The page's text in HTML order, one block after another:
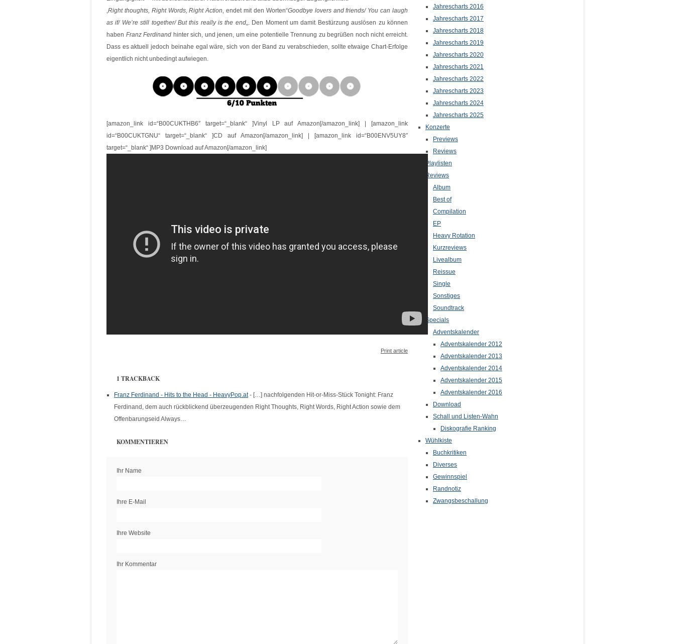
‚Right thoughts, Right Words, Right Action‚ endet mit den Worten“Goodbye lovers and friends/ You can laugh
as if/ We’re still together/ But this really is the end„. Den Moment um damit Bestürzung auslösen zu können
haben Franz Ferdinand hinter sich, und jenen, um eine potentielle Trennung zu begrüßen noch nicht erreicht.
Dass es aktuell jedoch beinahe egal wäre, sich von der Band zu verabschieden, sollte etwaige Chart-Erfolge
eigentlich nicht unbedingt aufwiegen.
[amazon_link id=“B00CUKTHB6″ target=“_blank“ ]Vinyl LP auf Amazon[/amazon_link] | [amazon_link
id=“B00CUKTGNU“ target=“_blank“ ]CD auf Amazon[/amazon_link] | [amazon_link id=“B00ENV5UY8″
target=“_blank“ ]MP3 Download auf Amazon[/amazon_link]
Print article
1 TRACKBACK
Franz Ferdinand - Hits to the Head - HeavyPop.at- […] nachfolgenden Hit-or-Miss-Stück Tonight: Franz
Ferdinand, dem auch rückblickend überzeugenden Right Thoughts, Right Words, Right Action sowie dem
Offenbarungseid Always…
KOMMENTIEREN
Ihr Name
Ihre E-Mail
Ihre Website
Ihr Kommentar
Jahrescharts 2016
Jahrescharts 2017
Jahrescharts 2018
Jahrescharts 2019
Jahrescharts 2020
Jahrescharts 2021
Jahrescharts 2022
Jahrescharts 2023
Jahrescharts 2024
Jahrescharts 2025
Konzerte
Previews
Reviews
Playlisten
Reviews
Album
Best of
Compilation
EP
Heavy Rotation
Kurzreviews
Livealbum
Reissue
Single
Sonstiges
Soundtrack
Specials
Adventskalender
Adventskalender 2012
Adventskalender 2013
Adventskalender 2014
Adventskalender 2015
Adventskalender 2016
Download
Schall und Listen-Wahn
Diskografie Ranking
Wühlkiste
Buchkritiken
Diverses
Gewinnspiel
Randnotiz
Zwangsbeschallung